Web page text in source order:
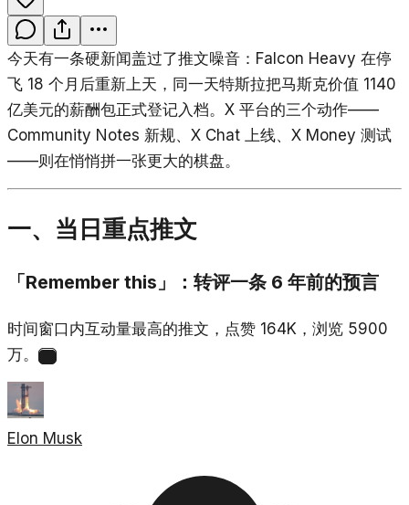
今天有一条硬新闻盖过了推文噪音：Falcon Heavy 在停
飞 18 个月后重新上天，同一天特斯拉把马斯克价值 1140
亿美元的薪酬包正式登记入档。X 平台的三个动作——
Community Notes 新规、X Chat 上线、X Money 测试
——则在悄悄拼一张更大的棋盘。
一、当日重点推文
「Remember this」：转评一条 6 年前的预言
时间窗口内互动量最高的推文，点赞 164K，浏览 5900
万。
Elon Musk